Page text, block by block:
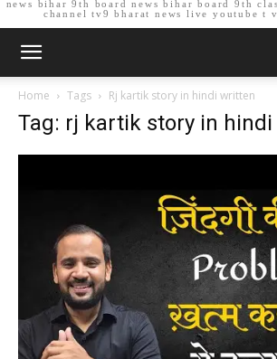
news bihar 9th board news bihar board 9th
channel tv9 bharat news live youtube t
Home Tags Rj kartik story in hindi written
Tag: rj kartik story in